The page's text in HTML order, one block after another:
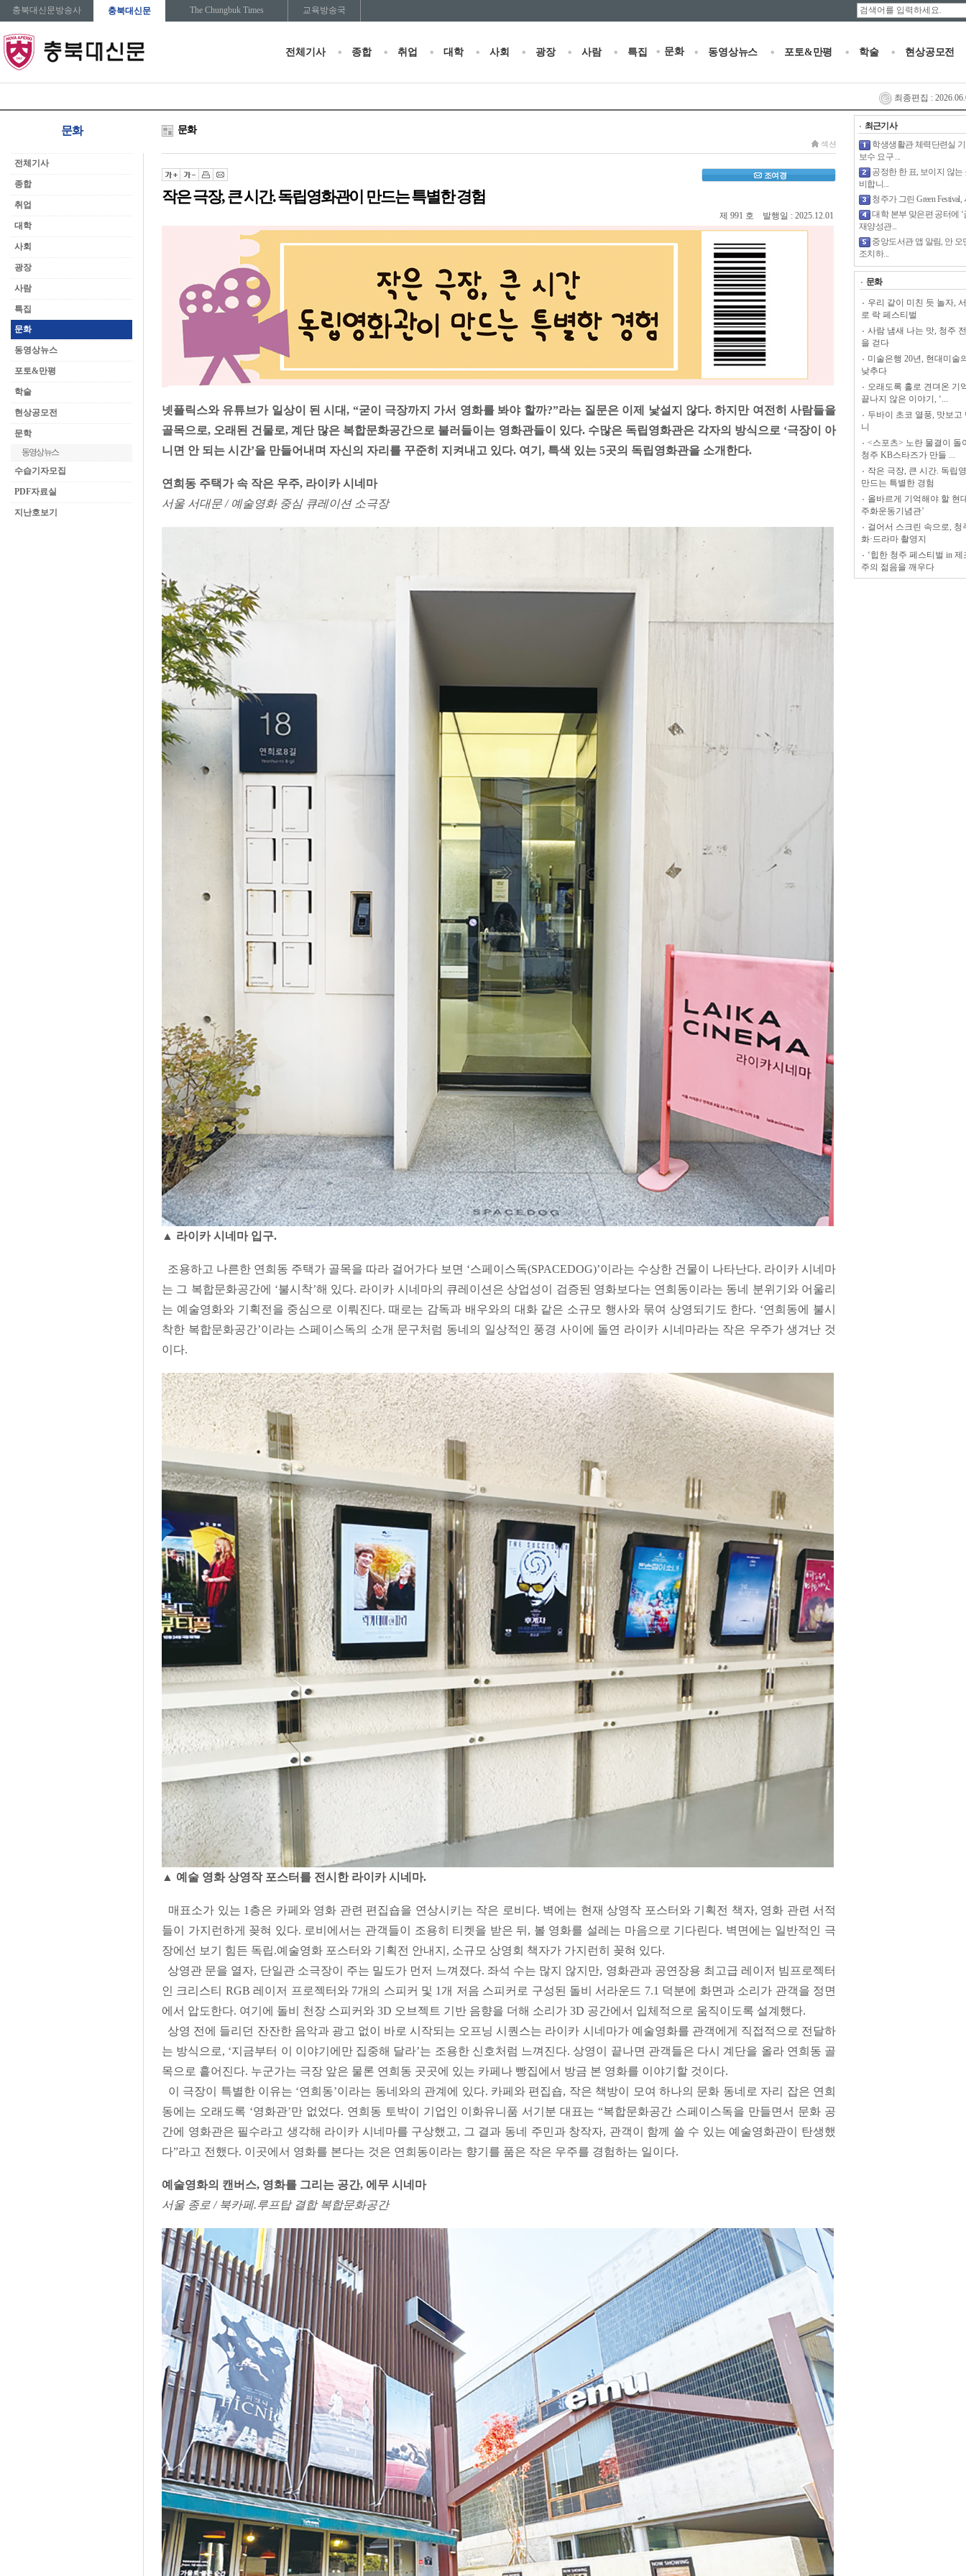
충북대신문방송사 충북대신문 The Chungbuk Times 교육방송국
전체기사 종합 취업 대학 사회 광장 사람 특집 문화 동영상뉴스 포토&만평 학술 현상공모전
최종편집 :
문화
전체기사
종합
취업
대학
사회
광장
사람
특집
문화
동영상뉴스
포토&만평
학술
현상공모전
문학
동영상뉴스
수습기자모집
PDF자료실
지난호보기
문화
섹션
조여경
작은 극장, 큰 시간. 독립영화관이 만드는 특별한 경험
제 991 호 발행일 : 2025.12.01
넷플릭스와 유튜브가 일상이 된 시대, “굳이 극장까지 가서 영화를 봐야 할까?”라는 질문은 이제 낯설지 않다. 하지만 여전히 사람들을
골목으로, 오래된 건물로, 계단 많은 복합문화공간으로 불러들이는 영화관들이 있다. 수많은 독립영화관은 각자의 방식으로 ‘극장이 아
니면 안 되는 시간’을 만들어내며 자신의 자리를 꾸준히 지켜내고 있다. 여기, 특색 있는 5곳의 독립영화관을 소개한다.
연희동 주택가 속 작은 우주, 라이카 시네마
서울 서대문 / 예술영화 중심 큐레이션 소극장
▲ 라이카 시네마 입구.
조용하고 나른한 연희동 주택가 골목을 따라 걸어가다 보면 ‘스페이스독(SPACEDOG)’이라는 수상한 건물이 나타난다. 라이카 시네마
는 그 복합문화공간에 ‘불시착’해 있다. 라이카 시네마의 큐레이션은 상업성이 검증된 영화보다는 연희동이라는 동네 분위기와 어울리
는 예술영화와 기획전을 중심으로 이뤄진다. 때로는 감독과 배우와의 대화 같은 소규모 행사와 묶여 상영되기도 한다. ‘연희동에 불시
착한 복합문화공간’이라는 스페이스독의 소개 문구처럼 동네의 일상적인 풍경 사이에 돌연 라이카 시네마라는 작은 우주가 생겨난 것
이다.
▲ 예술 영화 상영작 포스터를 전시한 라이카 시네마.
매표소가 있는 1층은 카페와 영화 관련 편집숍을 연상시키는 작은 로비다. 벽에는 현재 상영작 포스터와 기획전 책자, 영화 관련 서적
들이 가지런하게 꽂혀 있다. 로비에서는 관객들이 조용히 티켓을 받은 뒤, 볼 영화를 설레는 마음으로 기다린다. 벽면에는 일반적인 극
장에선 보기 힘든 독립.예술영화 포스터와 기획전 안내지, 소규모 상영회 책자가 가지런히 꽂혀 있다.
상영관 문을 열자, 단일관 소극장이 주는 밀도가 먼저 느껴졌다. 좌석 수는 많지 않지만, 영화관과 공연장용 최고급 레이저 빔프로젝터
인 크리스티 RGB 레이저 프로젝터와 7개의 스피커 및 1개 저음 스피커로 구성된 돌비 서라운드 7.1 덕분에 화면과 소리가 관객을 정면
에서 압도한다. 여기에 돌비 천장 스피커와 3D 오브젝트 기반 음향을 더해 소리가 3D 공간에서 입체적으로 움직이도록 설계했다.
상영 전에 들리던 잔잔한 음악과 광고 없이 바로 시작되는 오프닝 시퀀스는 라이카 시네마가 예술영화를 관객에게 직접적으로 전달하
는 방식으로, ‘지금부터 이 이야기에만 집중해 달라’는 조용한 신호처럼 느껴진다. 상영이 끝나면 관객들은 다시 계단을 올라 연희동 골
목으로 흩어진다. 누군가는 극장 앞은 물론 연희동 곳곳에 있는 카페나 빵집에서 방금 본 영화를 이야기할 것이다.
이 극장이 특별한 이유는 ‘연희동’이라는 동네와의 관계에 있다. 카페와 편집숍, 작은 책방이 모여 하나의 문화 동네로 자리 잡은 연희
동에는 오래도록 ‘영화관’만 없었다. 연희동 토박이 기업인 이화유니품 서기분 대표는 “복합문화공간 스페이스독을 만들면서 문화 공
간에 영화관은 필수라고 생각해 라이카 시네마를 구상했고, 그 결과 동네 주민과 창작자, 관객이 함께 쓸 수 있는 예술영화관이 탄생했
다”라고 전했다. 이곳에서 영화를 본다는 것은 연희동이라는 향기를 품은 작은 우주를 경험하는 일이다.
예술영화의 캔버스, 영화를 그리는 공간, 에무 시네마
서울 종로 / 북카페.루프탑 결합 복합문화공간
최근기사
학생생활관 체력단련실
보수 요구 ...
공정한 한 표, 보이지 않는
비합니...
청주가 그린 Green Festival,
대학 본부 맞은편 공터에
재양성관...
중앙도서관 앱 알림, 안 오
조치하...
문화
우리 같이 미친 듯 놀자,
로 락 페스티벌
사람 냄새 나는 맛, 청주
을 걷다
미술은행 20년, 현대미술
낮추다
오래도록 홀로 견뎌온 기
끝나지 않은 이야기, ‘...
두바이 초코 열풍, 맛보고
니
<스포츠> 노란 물결이 돌
청주 KB스타즈가 만들 ...
작은 극장, 큰 시간. 독립
만드는 특별한 경험
올바르게 기억해야 할 현
주화운동기념관’
걸어서 스크린 속으로, 청
화·드라마 촬영지
‘힙한 청주 페스티벌 in 제
주의 젊음을 깨우다